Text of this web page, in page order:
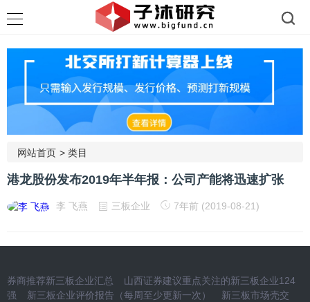
网站首页 > 类目
港龙股份发布2019年半年报：公司产能将迅速扩张
李 飞燕 三板企业 7年前 (2019-08-21)
券商推荐新三板企业汇总
山西证券建议重点关注的新三板企业124
强
新三板企业评价报告（每周至少更新一次）
新三板市场壳交